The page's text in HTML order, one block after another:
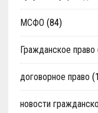
МСФО (84)
Гражданское право
договорное право
новости